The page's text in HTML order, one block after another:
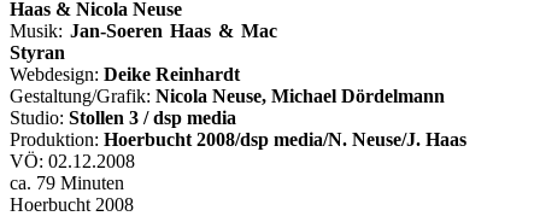
Haas & Nicola Neuse
Musik: Jan-Soeren Haas & Mac
Styran
Webdesign: Deike Reinhardt
Gestaltung/Grafik: Nicola Neuse, Michael Dördelmann
Studio: Stollen 3 / dsp media
Produktion: Hoerbucht 2008/dsp media/N. Neuse/J. Haas
VÖ: 02.12.2008
ca. 79 Minuten
Hoerbucht 2008